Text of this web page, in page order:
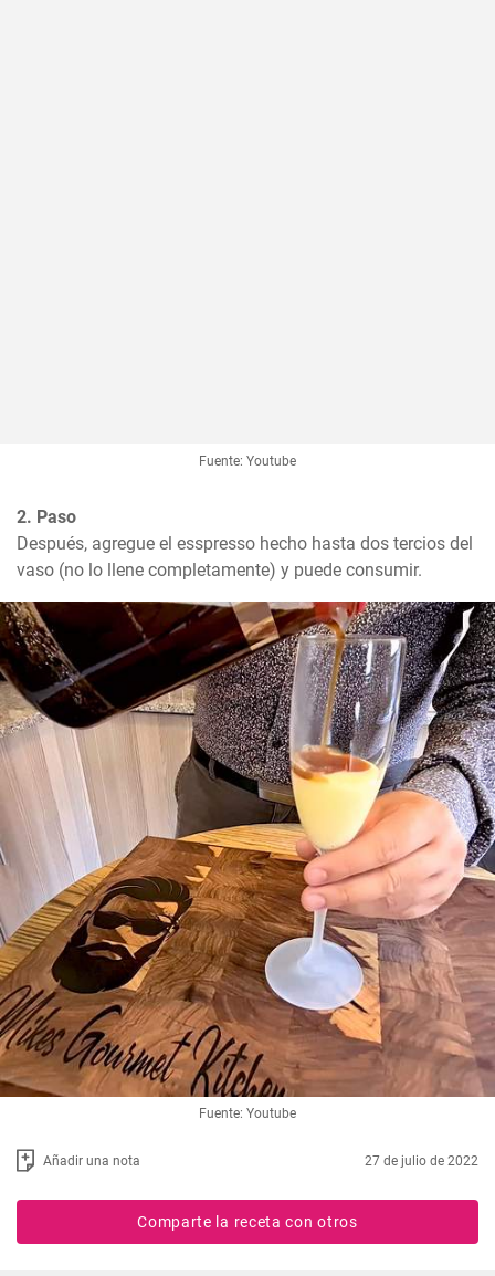
Fuente: Youtube
2. Paso
Después, agregue el esspresso hecho hasta dos tercios del
vaso (no lo llene completamente) y puede consumir.
Fuente: Youtube
Añadir una nota 27 de julio de 2022
Comparte la receta con otros